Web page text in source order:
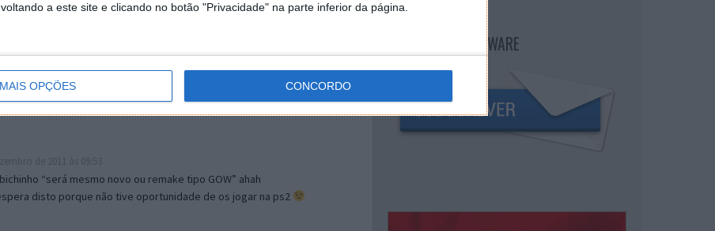
a este site e clicando no botão "Privacidade" na parte inferior da página.
MAIS OPÇÕES CONCORDO
NOVO? São tudo remakes… Título que induz a erro, pois
e não é nada disso…
às 20:16
“será mesmo novo ou remake tipo GOW” ahah
disto porque não tive oportunidade de os jogar na ps2
NEWSLETTER PPLWARE